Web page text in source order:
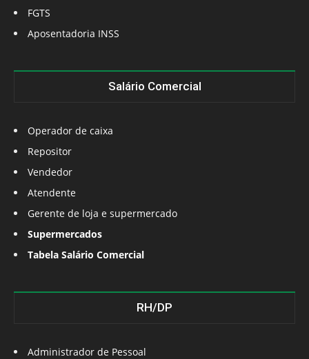
FGTS
Aposentadoria INSS
Salário Comercial
Operador de caixa
Repositor
Vendedor
Atendente
Gerente de loja e supermercado
Supermercados
Tabela Salário Comercial
RH/DP
Administrador de Pessoal